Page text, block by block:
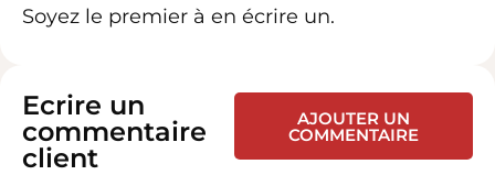
Soyez le premier à en écrire un.
Ecrire un
commentaire
client
AJOUTER UN
COMMENTAIRE